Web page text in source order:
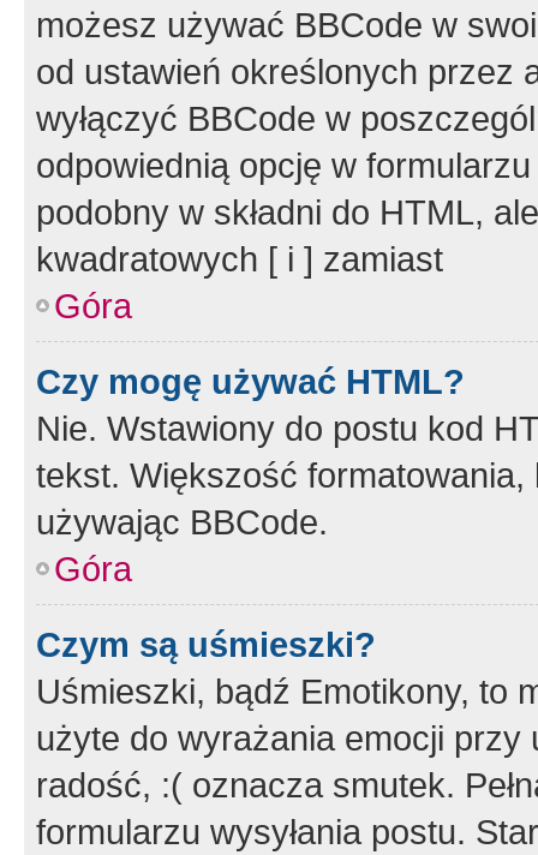
możesz używać BBCode w
od ustawień określonych przez
wyłączyć BBCode w
odpowiednią opcję w
podobny w składni do HTML,
kwadratowych [ i ] zamiast
Góra
Czy mogę używać HTML?
Nie. Wstawiony do postu kod
tekst. Większość
używając BBCode.
Góra
Czym są uśmieszki?
Uśmieszki, bądź Emotikony, to
użyte do wyrażania emocji
radość, :( oznacza smutek.
formularzu wysyłania postu.